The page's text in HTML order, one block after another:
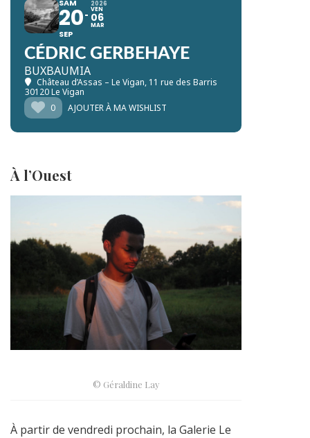
SAM
20
SEP
2026
VEN
06
MAR
CÉDRIC GERBEHAYE
BUXBAUMIA
Château d’Assas – Le Vigan, 11 rue des Barris
30120 Le Vigan
0
AJOUTER À MA WISHLIST
À l’Ouest
© Géraldine Lay
À partir de vendredi prochain, la Galerie Le